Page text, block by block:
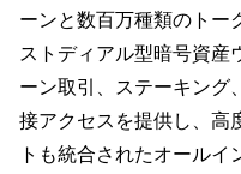
ーンと数百万種類のトー
ストディアル型暗号資産
ーン取引、ステーキング
接アクセスを提供し、高
トも統合されたオール